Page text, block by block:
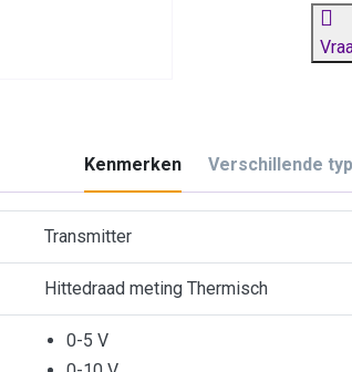
Kenmerken Verschillende
Transmitter
Hittedraad meting Thermisch
0-5 V